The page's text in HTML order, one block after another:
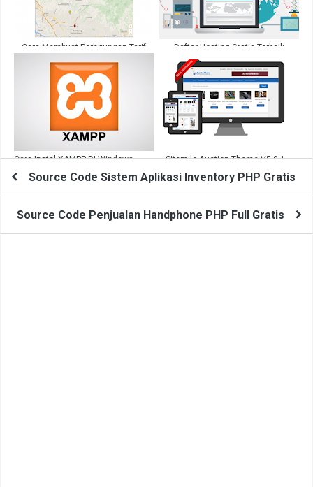
Cara Membuat Perhitungan Tarif
Dengan Google Maps
Daftar Hosting Gratis Terbaik
Selamanya Terbukti
Cara Instal XAMPP DI Windows
Sitemile Auction Theme V5.0.1 –
Themes
Source Code Sistem Aplikasi Inventory PHP Gratis
Source Code Penjualan Handphone PHP Full Gratis